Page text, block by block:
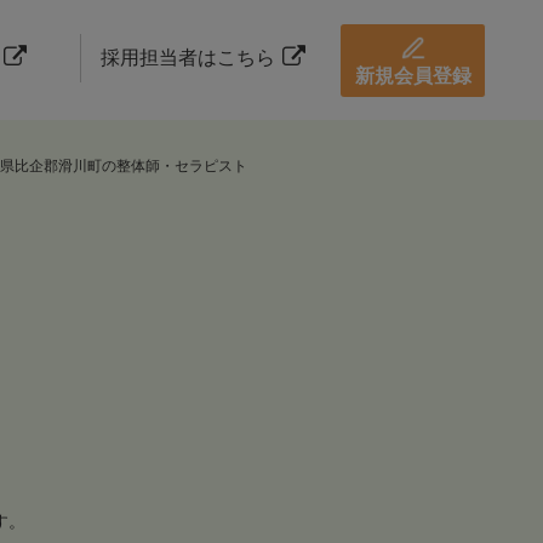
採用担当者はこちら
新規会員登録
比企郡滑川町の整体師・セラピスト